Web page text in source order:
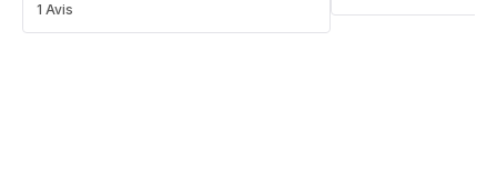
Avis
3
1 Avis ratings.NaN